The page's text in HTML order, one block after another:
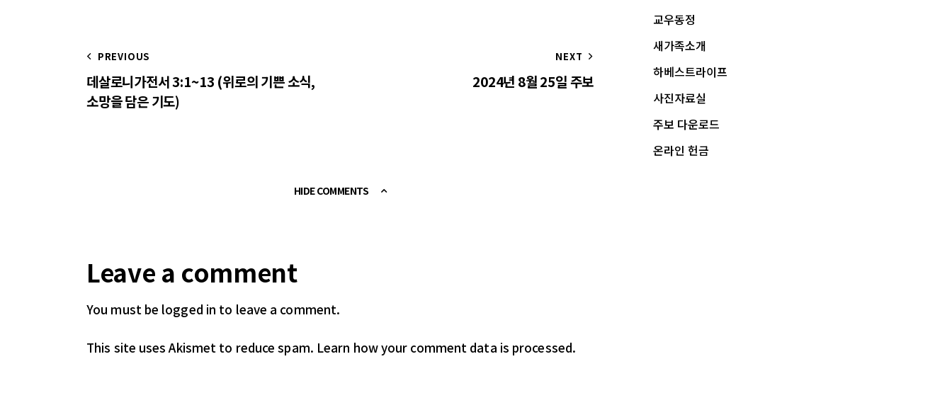
PREVIOUS
데살로니가전서 3:1~13 (위로의 기쁜 소식,
소망을 담은 기도)
NEXT
2024년 8월 25일 주보
HIDE COMMENTS
Leave a comment
You must be logged in to leave a comment.
This site uses Akismet to reduce spam. Learn how your comment data is processed.
교우동정
새가족소개
하베스트라이프
사진자료실
주보 다운로드
온라인 헌금